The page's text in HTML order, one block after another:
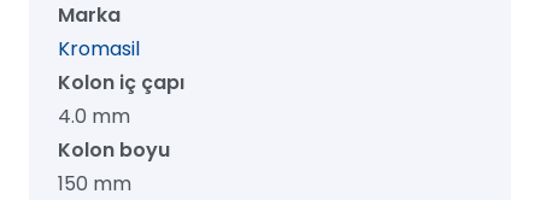
Kolon,
µm,
Marka
Kromasil
Kolon iç çapı
4.0 mm
Kolon boyu
150 mm